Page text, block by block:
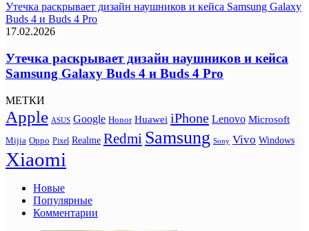
Утечка раскрывает дизайн наушников и кейса Samsung Galaxy
Buds 4 и Buds 4 Pro
17.02.2026
Утечка раскрывает дизайн наушников и кейса
Samsung Galaxy Buds 4 и Buds 4 Pro
МЕТКИ
Apple ASUS Google Honor Huawei iPhone Lenovo Microsoft
Mijia Oppo Pixel Realme Redmi Samsung Sony Vivo Windows
Xiaomi
Новые
Популярные
Комментарии